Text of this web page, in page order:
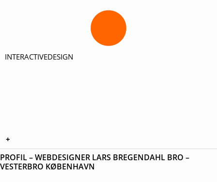
INTERACTIVEDESIGN
+
PROFIL – WEBDESIGNER LARS BREGENDAHL BRO –
VESTERBRO KØBENHAVN